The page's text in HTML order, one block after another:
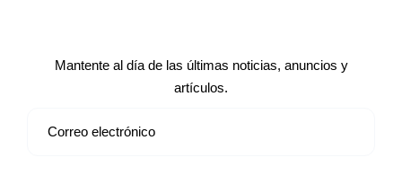
Mantente al día de las últimas noticias, anuncios y
artículos.